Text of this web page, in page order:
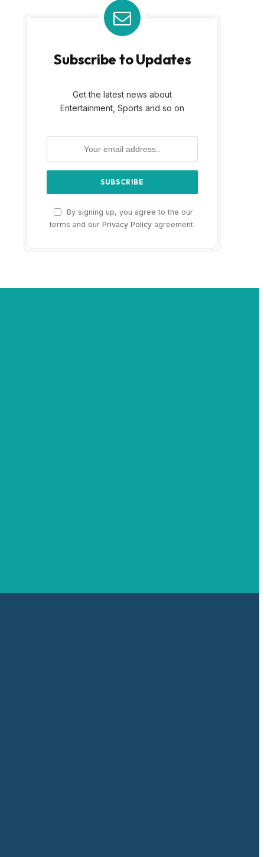
Subscribe to Updates
Get the latest news about
Entertainment, Sports and so on
By signing up, you agree to the our
terms and our Privacy Policy agreement.